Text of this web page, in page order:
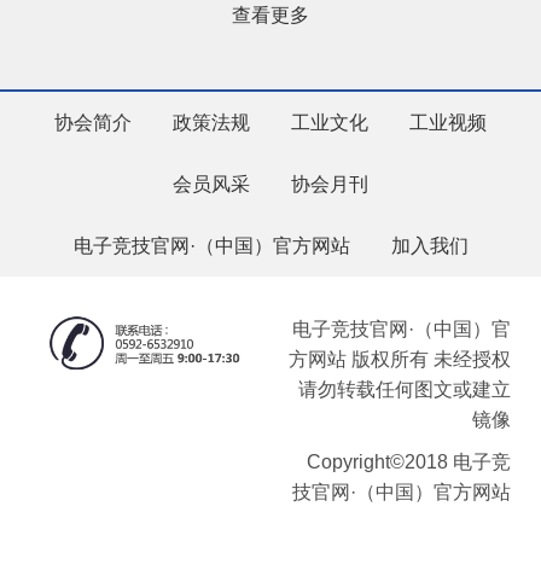
查看更多
协会简介 政策法规 工业文化 工业视频
会员风采 协会月刊
电子竞技官网·（中国）官方网站 加入我们
电子竞技官网·（中国）官
方网站 版权所有 未经授权
请勿转载任何图文或建立
镜像
Copyright©2018 电子竞
技官网·（中国）官方网站